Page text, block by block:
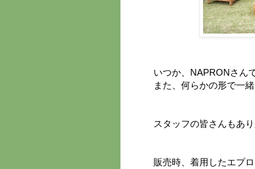
いつか、NAPRONさん
また、何らかの形で一
スタッフの皆さんもあ
販売時、着用したエプ